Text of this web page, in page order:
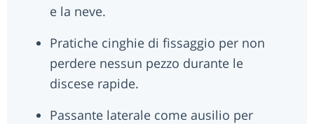
e la neve.
Pratiche cinghie di fissaggio per non
perdere nessun pezzo durante le
discese rapide.
Passante laterale come ausilio per